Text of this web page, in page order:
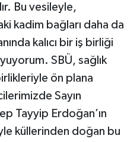
Bu vesileyle,
kadim bağları daha da
kalıcı bir iş birliği
SBÜ, sağlık
ön plana
Sayın
Tayyip Erdoğan’ın
küllerinden doğan bu